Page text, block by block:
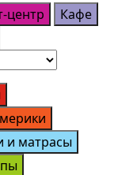
центр
Кафе
и матрасы